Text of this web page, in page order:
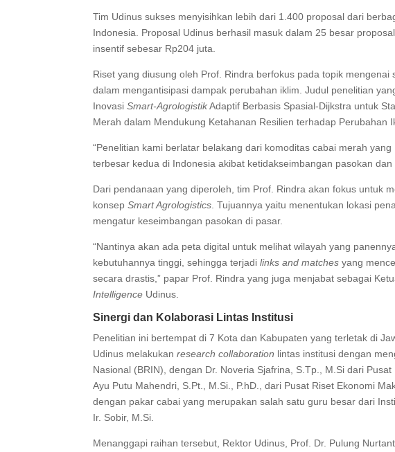
Tim Udinus sukses menyisihkan lebih dari 1.400 proposal dari
Indonesia. Proposal Udinus berhasil masuk dalam 25 besar
insentif sebesar Rp204 juta.
Riset yang diusung oleh Prof. Rindra berfokus pada topik mengenai
dalam mengantisipasi dampak perubahan iklim. Judul penelitian
InovasiSmart-AgrologistikAdaptif Berbasis Spasial-Dijkstra untuk
Merah dalam Mendukung Ketahanan Resilien terhadap Perubahan
“Penelitian kami berlatar belakang dari komoditas cabai merah
terbesar kedua di Indonesia akibat ketidakseimbangan pasokan dan
Dari pendanaan yang diperoleh, tim Prof. Rindra akan fokus untuk
konsepSmart Agrologistics . Tujuannya yaitu menentukan lokasi
mengatur keseimbangan pasokan di pasar.
“Nantinya akan ada peta digital untuk melihat wilayah yang
kebutuhannya tinggi, sehingga terjadilinks and matches yang
secara drastis,” papar Prof. Rindra yang juga menjabat sebagai
Intelligence Udinus.
Sinergi dan Kolaborasi Lintas Institusi
Penelitian ini bertempat di 7 Kota dan Kabupaten yang terletak di
Udinus melakukanresearch collaboration lintas institusi dengan
Nasional (BRIN), dengan Dr. Noveria Sjafrina, S.Tp., M.Si dari
Ayu Putu Mahendri, S.Pt., M.Si., P.hD., dari Pusat Riset Ekonomi
dengan pakar cabai yang merupakan salah satu guru besar dari
Ir. Sobir, M.Si.
Menanggapi raihan tersebut, Rektor Udinus, Prof. Dr. Pulung